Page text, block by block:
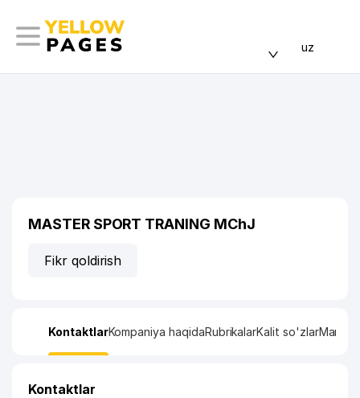
uz
MASTER SPORT TRANING MChJ
Fikr qoldirish
KontaktlarKompaniya haqidaRubrikalarKalit so'zlarManzil
Kontaktlar